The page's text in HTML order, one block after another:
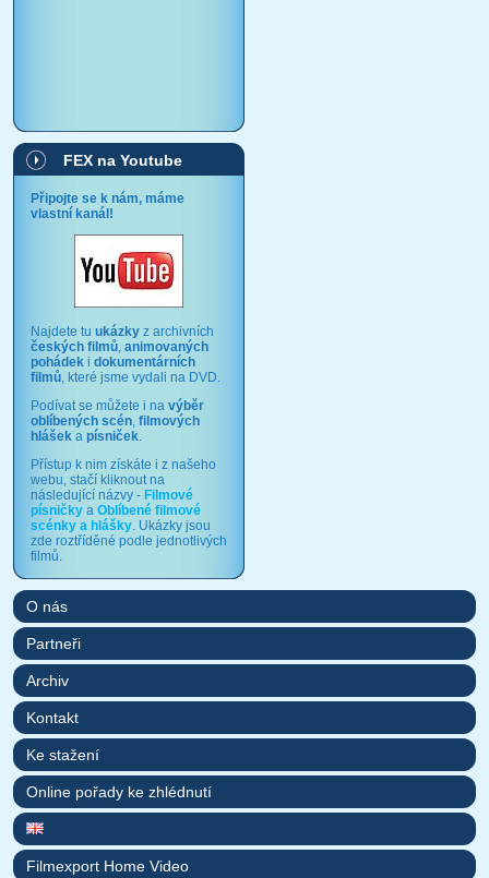
FEX na Youtube
Připojte se k nám, máme
vlastní kanál!
Najdete tu ukázky z archivních
českých filmů, animovaných
pohádek i dokumentárních
filmů, které jsme vydali na DVD.
Podívat se můžete i na výběr
oblíbených scén, filmových
hlášek a písniček.
Přístup k nim získáte i z našeho
webu, stačí kliknout na
následující názvy - Filmové
písničky a Oblíbené filmové
scénky a hlášky. Ukázky jsou
zde roztříděné podle jednotlivých
filmů.
O nás
Partneři
Archiv
Kontakt
Ke stažení
Online pořady ke zhlédnutí
Filmexport Home Video